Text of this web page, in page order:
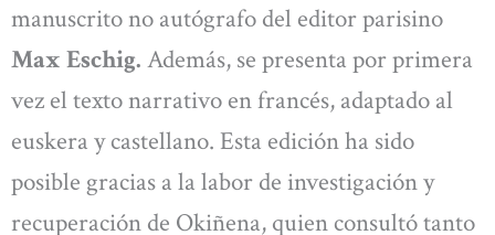
manuscrito no autógrafo del editor parisino
Max Eschig. Además, se presenta por primera
vez el texto narrativo en francés, adaptado al
euskera y castellano. Esta edición ha sido
posible gracias a la labor de investigación y
recuperación de Okiñena, quien consultó tanto